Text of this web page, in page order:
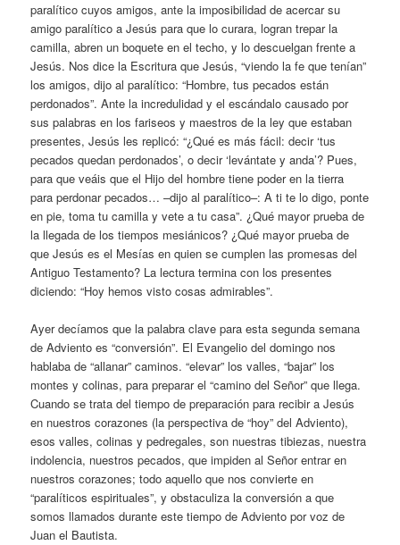
paralítico cuyos amigos, ante la imposibilidad de acercar su
amigo paralítico a Jesús para que lo curara, logran trepar la
camilla, abren un boquete en el techo, y lo descuelgan frente a
Jesús. Nos dice la Escritura que Jesús, “viendo la fe que tenían”
los amigos, dijo al paralítico: “Hombre, tus pecados están
perdonados”. Ante la incredulidad y el escándalo causado por
sus palabras en los fariseos y maestros de la ley que estaban
presentes, Jesús les replicó: “¿Qué es más fácil: decir ‘tus
pecados quedan perdonados’, o decir ‘levántate y anda’? Pues,
para que veáis que el Hijo del hombre tiene poder en la tierra
para perdonar pecados… –dijo al paralítico–: A ti te lo digo, ponte
en pie, toma tu camilla y vete a tu casa”. ¿Qué mayor prueba de
la llegada de los tiempos mesiánicos? ¿Qué mayor prueba de
que Jesús es el Mesías en quien se cumplen las promesas del
Antiguo Testamento? La lectura termina con los presentes
diciendo: “Hoy hemos visto cosas admirables”.
Ayer decíamos que la palabra clave para esta segunda semana
de Adviento es “conversión”. El Evangelio del domingo nos
hablaba de “allanar” caminos. “elevar” los valles, “bajar” los
montes y colinas, para preparar el “camino del Señor” que llega.
Cuando se trata del tiempo de preparación para recibir a Jesús
en nuestros corazones (la perspectiva de “hoy” del Adviento),
esos valles, colinas y pedregales, son nuestras tibiezas, nuestra
indolencia, nuestros pecados, que impiden al Señor entrar en
nuestros corazones; todo aquello que nos convierte en
“paralíticos espirituales”, y obstaculiza la conversión a que
somos llamados durante este tiempo de Adviento por voz de
Juan el Bautista.